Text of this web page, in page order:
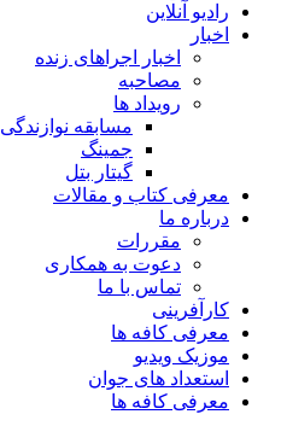
رادیو آنلاین
اخبار
اخبار اجراهای زنده
مصاحبه
رویداد ها
مسابقه نوازندگی
جمینگ
گیتار بتل
معرفی کتاب و مقالات
درباره ما
مقررات
دعوت به همکاری
تماس با ما
کارآفرینی
معرفی کافه ها
موزیک ویدیو
استعداد های جوان
معرفی کافه ها